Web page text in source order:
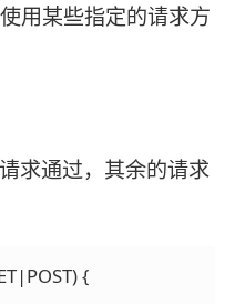
用某些指定的请求方
求通过，其余的请求
{